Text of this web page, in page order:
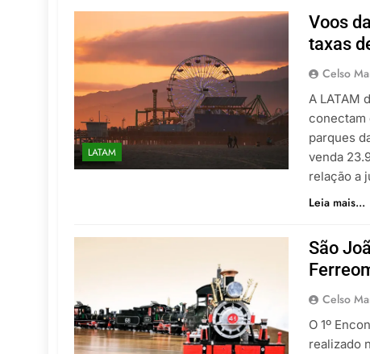
LATAM
Voos
taxas
Celso
A LATAM
conectam
parques
venda
relação a
Leia mais...
São
Celso
O 1º
realizado